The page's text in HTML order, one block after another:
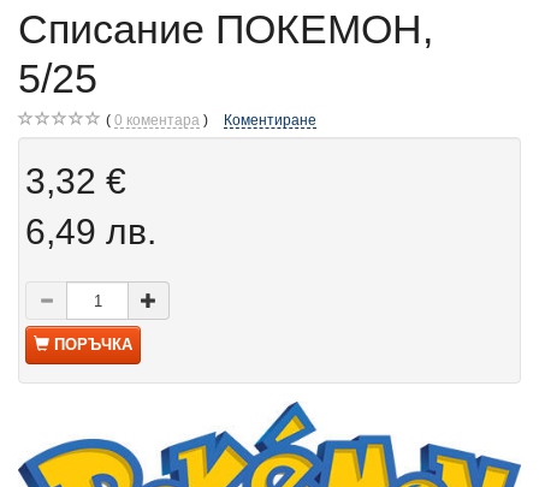
Списание ПОКЕМОН,
5/25
0 коментара Коментиране
3,32 €
6,49 лв.
ПОРЪЧКА